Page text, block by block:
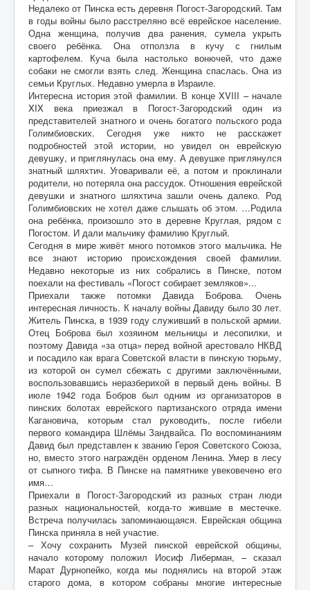
Недалеко от Пинска есть деревня Погост-Загородский. Там
в годы войны было расстреляно всё еврейское население.
Одна женщина, получив два ранения, сумела укрыть
своего ребёнка. Она отползла в кучу с гнилым
картофелем. Куча была настолько вонючей, что даже
собаки не смогли взять след. Женщина спаслась. Она из
семьи Круглых. Недавно умерла в Израиле.
Интересна история этой фамилии. В конце XVIII – начале
XIX века приезжал в Погост-Загородский один из
представителей знатного и очень богатого польского рода
Голимбиовских. Сегодня уже никто не расскажет
подробностей этой истории, но увидел он еврейскую
девушку, и приглянулась она ему. А девушке приглянулся
знатный шляхтич. Уговаривали её, а потом и проклинали
родители, но потеряла она рассудок. Отношения еврейской
девушки и знатного шляхтича зашли очень далеко. Род
Голимбиовских не хотел даже слышать об этом. …Родила
она ребёнка, произошло это в деревне Круглая, рядом с
Погостом. И дали мальчику фамилию Круглый.
Сегодня в мире живёт много потомков этого мальчика. Не
все знают историю происхождения своей фамилии.
Недавно некоторые из них собрались в Пинске, потом
поехали на фестиваль «Погост собирает земляков»...
Приехали также потомки Давида Боброва. Очень
интересная личность. К началу войны Давиду было 30 лет.
Житель Пинска, в 1939 году служивший в польской армии.
Отец Боброва был хозяином мельницы и лесопилки, и
поэтому Давида «за отца» перед войной арестовало НКВД
и посадило как врага Советской власти в пинскую тюрьму,
из которой он сумел сбежать с другими заключёнными,
воспользовавшись неразберихой в первый день войны. В
июле 1942 года Бобров был одним из организаторов в
пинских болотах еврейского партизанского отряда имени
Кагановича, которым стал руководить, после гибели
первого командира Шлёмы Зандвайса. По воспоминаниям
Давид был представлен к званию Героя Советского Союза,
но, вместо этого награждён орденом Ленина. Умер в лесу
от сыпного тифа. В Пинске на памятнике увековечено его
имя…
Приехали в Погост-Загородский из разных стран люди
разных национальностей, когда-то жившие в местечке.
Встреча получилась запоминающаяся. Еврейская община
Пинска приняла в ней участие.
– Хочу сохранить Музей пинской еврейской общины,
начало которому положил Иосиф Либерман, – сказал
Марат Дурнопейко, когда мы поднялись на второй этаж
старого дома, в котором собраны многие интересные